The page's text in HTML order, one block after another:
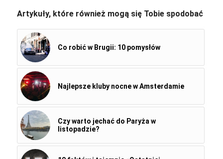
Artykuły, które również mogą się Tobie spodobać
Co robić w Brugii: 10 pomysłów
Najlepsze kluby nocne w Amsterdamie
Czy warto jechać do Paryża w
listopadzie?